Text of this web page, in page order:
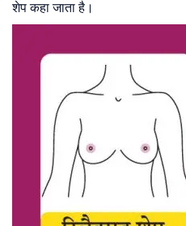
शेप कहा जाता है।